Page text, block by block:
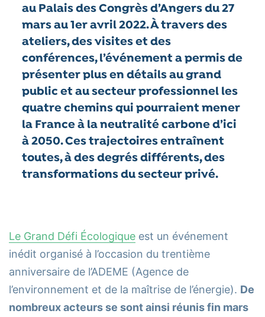
au Palais des Congrès d’Angers du 27
mars au 1er avril 2022. À travers des
ateliers, des visites et des
conférences, l’événement a permis de
présenter plus en détails au grand
public et au secteur professionnel les
quatre chemins qui pourraient mener
la France à la neutralité carbone d’ici
à 2050. Ces trajectoires entraînent
toutes, à des degrés différents, des
transformations du secteur privé.
Le Grand Défi Écologique est un événement
inédit organisé à l’occasion du trentième
anniversaire de l’ADEME (Agence de
l’environnement et de la maîtrise de l’énergie). De
nombreux acteurs se sont ainsi réunis fin mars